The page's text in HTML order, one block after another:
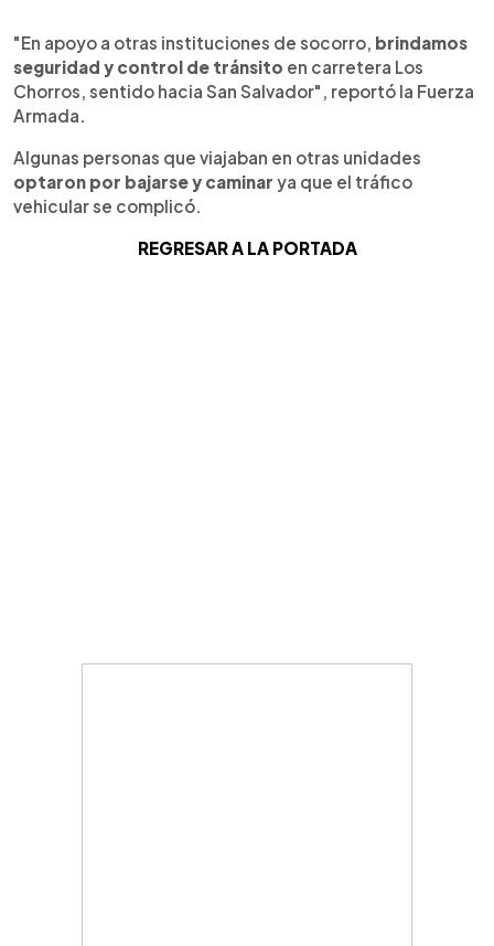
"En apoyo a otras instituciones de socorro, brindamos
seguridad y control de tránsito en carretera Los
Chorros, sentido hacia San Salvador", reportó la Fuerza
Armada.
Algunas personas que viajaban en otras unidades
optaron por bajarse y caminar ya que el tráfico
vehicular se complicó.
REGRESAR A LA PORTADA